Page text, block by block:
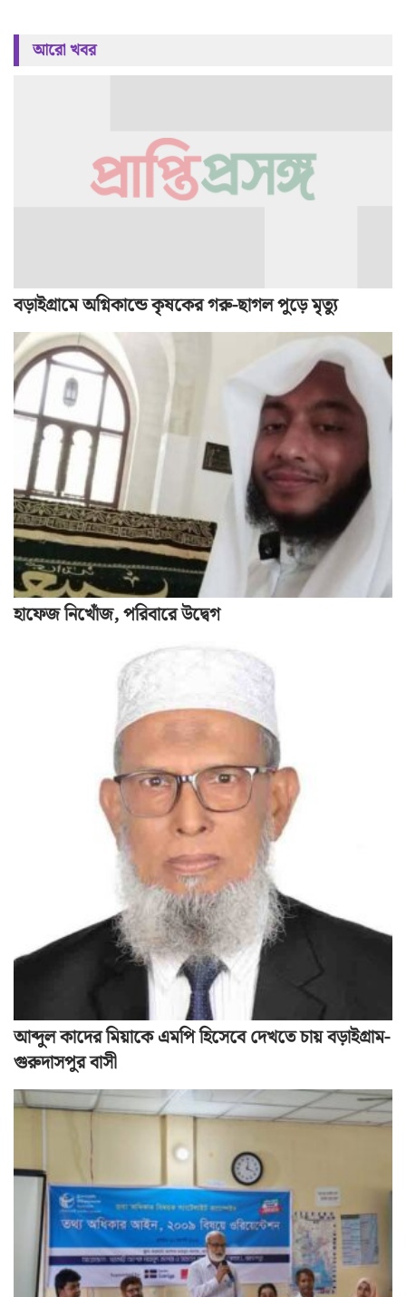
আরো খবর
বড়াইগ্রামে অগ্নিকান্ডে কৃষকের গরু-ছাগল পুড়ে মৃত্যু
হাফেজ নিখোঁজ, পরিবারে উদ্বেগ
আব্দুল কাদের মিয়াকে এমপি হিসেবে দেখতে চায় বড়াইগ্রাম-
গুরুদাসপুর বাসী